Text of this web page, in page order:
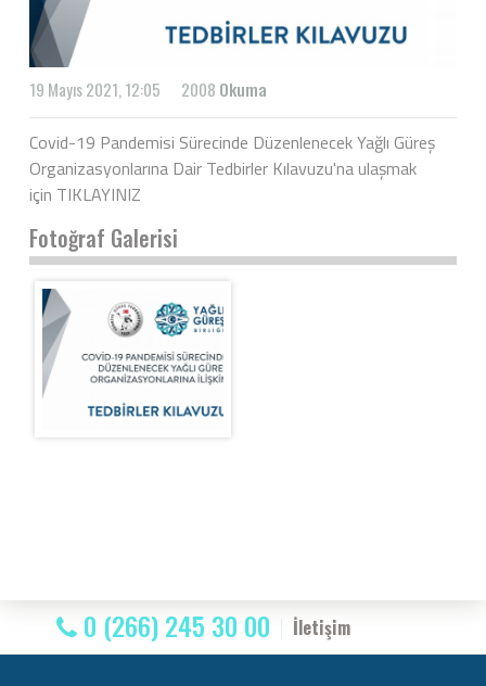
19 Mayıs 2021, 12:05 2008 Okuma
Covid-19 Pandemisi Sürecinde Düzenlenecek Yağlı Güreş
Organizasyonlarına Dair Tedbirler Kılavuzu'na ulaşmak
için TIKLAYINIZ
Fotoğraf Galerisi
0 (266) 245 30 00 İletişim